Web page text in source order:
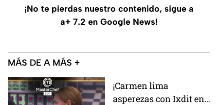
¡No te pierdas nuestro contenido, sigue a
a+ 7.2 en Google News!
MÁS DE A MÁS +
¡Carmen lima
asperezas con Ixdit en